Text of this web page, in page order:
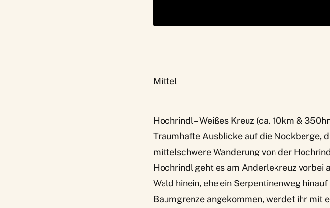
Mittel
Hochrindl – Weißes Kreuz (ca. 10km &
Traumhafte Ausblicke auf die Nockberge,
mittelschwere Wanderung von der
Hochrindl geht es am Anderlekreuz vorbei
Wald hinein, ehe ein Serpentinenweg
Baumgrenze angekommen, werdet ihr mit